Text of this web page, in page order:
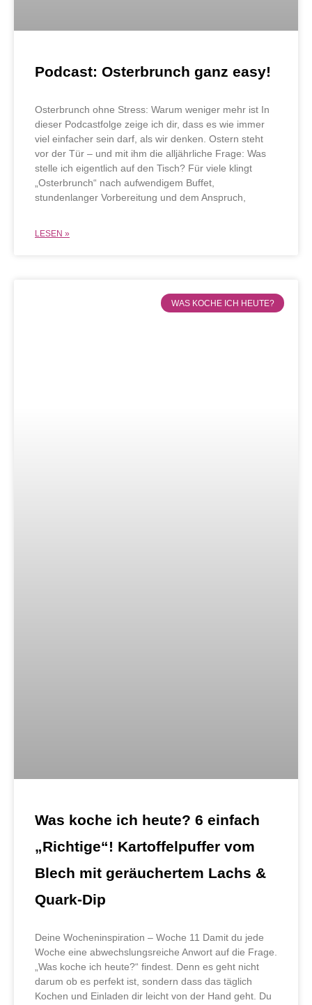
Podcast: Osterbrunch ganz easy!
Osterbrunch ohne Stress: Warum weniger mehr ist In
dieser Podcastfolge zeige ich dir, dass es wie immer
viel einfacher sein darf, als wir denken. Ostern steht
vor der Tür – und mit ihm die alljährliche Frage: Was
stelle ich eigentlich auf den Tisch? Für viele klingt
„Osterbrunch“ nach aufwendigem Buffet,
stundenlanger Vorbereitung und dem Anspruch,
LESEN »
WAS KOCHE ICH HEUTE?
Was koche ich heute? 6 einfach
„Richtige“! Kartoffelpuffer vom
Blech mit geräuchertem Lachs &
Quark-Dip
Deine Wocheninspiration – Woche 11 Damit du jede
Woche eine abwechslungsreiche Anwort auf die Frage.
„Was koche ich heute?“ findest. Denn es geht nicht
darum ob es perfekt ist, sondern dass das täglich
Kochen und Einladen dir leicht von der Hand geht. Du